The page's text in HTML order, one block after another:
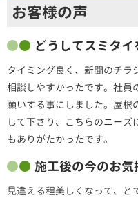
お客様の声
どうしてスミタ
タイミング良く、新聞のチラ
相談しやすかったです。社員
願いする事にしました。屋根
して下さり、こちらのニーズ
もありがたかったです。
施工後の今のお
見違える程美しくなって、